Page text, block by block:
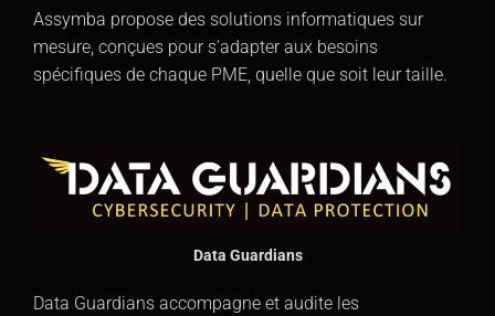
Assymba propose des solutions informatiques sur
mesure, conçues pour s’adapter aux besoins
spécifiques de chaque PME, quelle que soit leur taille.
Data Guardians
Data Guardians accompagne et audite les